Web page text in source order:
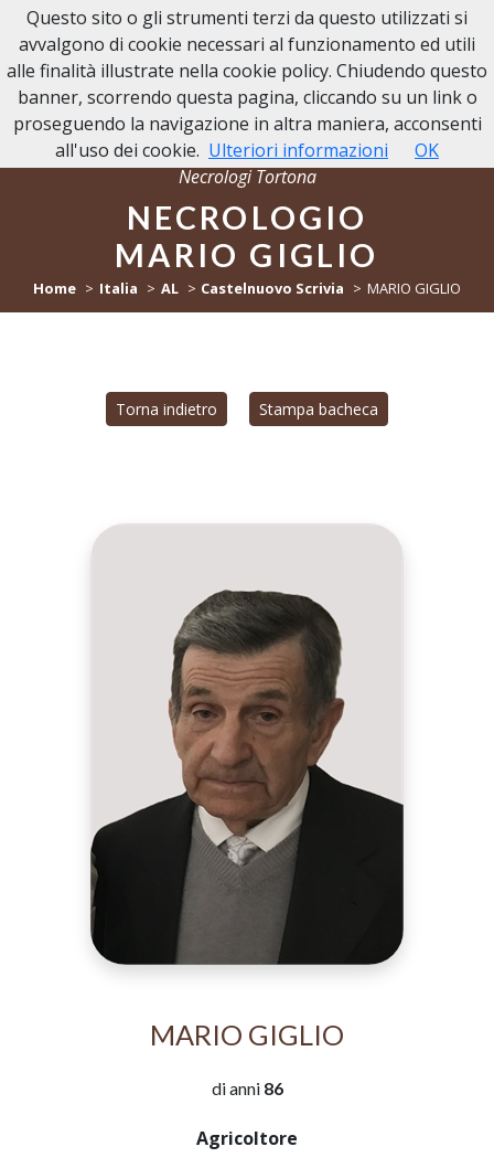
NECROLOGI TORTONA
Necrologi Tortona
NECROLOGIO
MARIO GIGLIO
Home Italia AL Castelnuovo Scrivia MARIO GIGLIO
Torna indietro Stampa bacheca
MARIO GIGLIO
di anni 86
Agricoltore
Questo sito o gli strumenti terzi da questo utilizzati si
avvalgono di cookie necessari al funzionamento ed utili
alle finalità illustrate nella cookie policy. Chiudendo questo
banner, scorrendo questa pagina, cliccando su un link o
proseguendo la navigazione in altra maniera, acconsenti
all'uso dei cookie. Ulteriori informazioni OK